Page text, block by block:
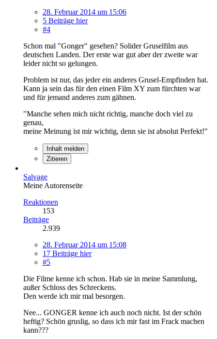
28. Februar 2014 um 15:06
5 Beiträge hier
#4
Schon mal "Gonger" gesehen? Solider Gruselfilm aus
deutschen Landen. Der erste war gut aber der zweite war
leider nicht so gelungen.
Problem ist nur, das jeder ein anderes Grusel-Empfinden hat.
Kann ja sein das für den einen Film XY zum fürchten war
und für jemand anderes zum gähnen.
"Manche sehen mich nicht richtig, manche doch viel zu
genau,
meine Meinung ist mir wichtig, denn sie ist absolut Perfekt!"
Inhalt melden
Zitieren
Salvage
Meine Autorenseite
Reaktionen
153
Beiträge
2.939
28. Februar 2014 um 15:08
17 Beiträge hier
#5
Die Filme kenne ich schon. Hab sie in meine Sammlung,
außer Schloss des Schreckens.
Den werde ich mir mal besorgen.
Nee... GONGER kenne ich auch noch nicht. Ist der schön
heftig? Schön gruslig, so dass ich mir fast im Frack machen
kann???